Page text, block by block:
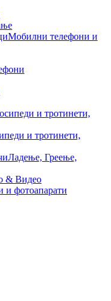
Мобилни телефони и
и тротинети,
Ладење, Греење,
& Видео
и фотоапарати